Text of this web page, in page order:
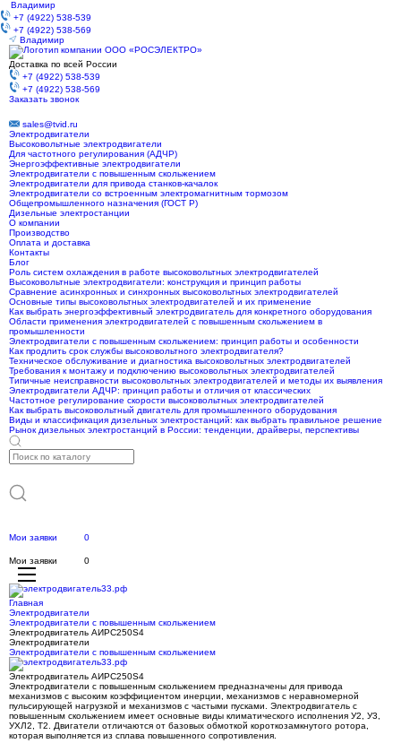
Владимир
+7 (4922) 538-539
+7 (4922) 538-569
Владимир
Доставка по всей России
+7 (4922) 538-539
+7 (4922) 538-569
Заказать звонок
sales@tvid.ru
Электродвигатели
Высоковольтные электродвигатели
Для частотного регулирования (АДЧР)
Энергоэффективные электродвигатели
Электродвигатели с повышенным скольжением
Электродвигатели для привода станков-качалок
Электродвигатели со встроенным электромагнитным тормозом
Общепромышленного назначения (ГОСТ Р)
Дизельные электростанции
О компании
Производство
Оплата и доставка
Контакты
Блог
Роль систем охлаждения в работе высоковольтных электродвигателей
Высоковольтные электродвигатели: конструкция и принцип работы
Сравнение асинхронных и синхронных высоковольтных электродвигателей
Основные типы высоковольтных электродвигателей и их применение
Как выбрать энергоэффективный электродвигатель для конкретного оборудования
Области применения электродвигателей с повышенным скольжением в
промышленности
Электродвигатели с повышенным скольжением: принцип работы и особенности
Как продлить срок службы высоковольтного электродвигателя?
Техническое обслуживание и диагностика высоковольтных электродвигателей
Требования к монтажу и подключению высоковольтных электродвигателей
Типичные неисправности высоковольтных электродвигателей и методы их выявления
Электродвигатели АДЧР: принцип работы и отличия от классических
Частотное регулирование скорости высоковольтных электродвигателей
Как выбрать высоковольтный двигатель для промышленного оборудования
Виды и классификация дизельных электростанций: как выбрать правильное решение
Рынок дизельных электростанций в России: тенденции, драйверы, перспективы
Мои заявки 0
Мои заявки 0
Главная
Электродвигатели
Электродвигатели с повышенным скольжением
Электродвигатель АИРС250S4
Электродвигатели
Электродвигатели с повышенным скольжением
Электродвигатель АИРС250S4
Электродвигатели с повышенным скольжением предназначены для привода
механизмов с высоким коэффициентом инерции, механизмов с неравномерной
пульсирующей нагрузкой и механизмов с частыми пусками. Электродвигатель с
повышенным скольжением имеет основные виды климатического исполнения У2, У3,
УХЛ2, Т2. Двигатели отличаются от базовых обмоткой короткозамкнутого ротора,
которая выполняется из сплава повышенного сопротивления.